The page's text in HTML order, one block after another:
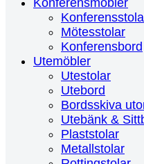
Mötesstolar
Konferensbord
Utemöbler
Utestolar
Utebord
Bordsskiva
Utebänk &
Plaststolar
Metallstolar